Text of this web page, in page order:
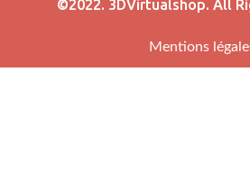
©2022. 3DVirtualshop. All
Mentions